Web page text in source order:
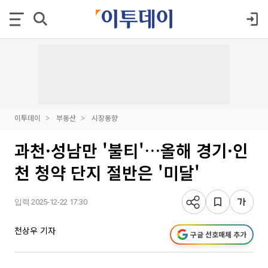
이투데이 부동산 시장동향
과천·성남만 '불티'…올해 경기·인
천 청약 단지 절반은 '미달'
입력 2025-12-22 17:30
천상우 기자 구글 선호매체 추가